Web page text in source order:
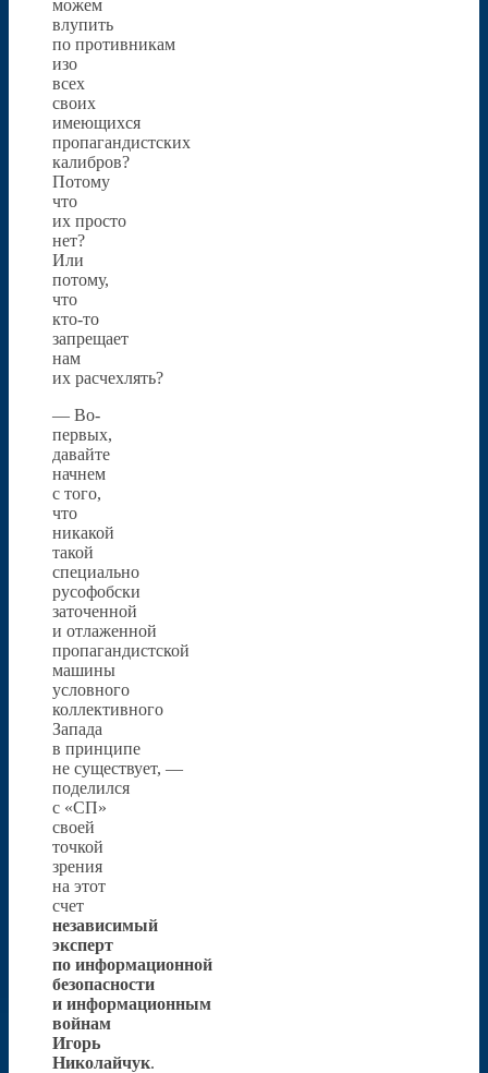
можем
влупить
по противникам
изо
всех
своих
имеющихся
пропагандистских
калибров?
Потому
что
их просто
нет?
Или
потому,
что
кто-то
запрещает
нам
их расчехлять?
— Во-
первых,
давайте
начнем
с того,
что
никакой
такой
специально
русофобски
заточенной
и отлаженной
пропагандистской
машины
условного
коллективного
Запада
в принципе
не существует, —
поделился
с «СП»
своей
точкой
зрения
на этот
счет
независимый
эксперт
по информационной
безопасности
и информационным
войнам
Игорь
Николайчук.